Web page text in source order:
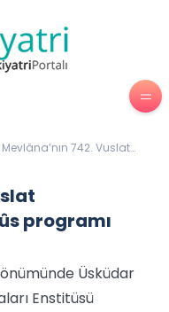
Mevlâna’nın 742. Vuslat
programı
Üsküdar
Enstitüsü